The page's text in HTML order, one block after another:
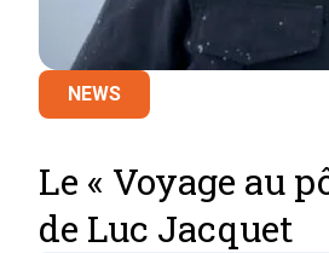
NEWS
Le « Voyage au
de Luc Jacquet